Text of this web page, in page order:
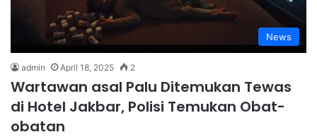
News
admin April 18, 2025 2
Wartawan asal Palu Ditemukan Tewas
di Hotel Jakbar, Polisi Temukan Obat-
obatan